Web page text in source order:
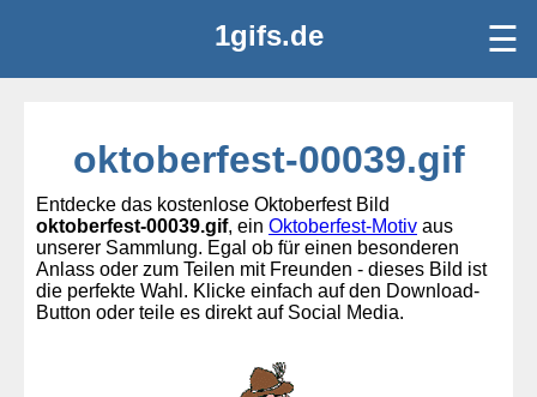
1gifs.de ☰
oktoberfest-00039.gif
Entdecke das kostenlose Oktoberfest Bild
oktoberfest-00039.gif, ein Oktoberfest-Motiv aus
unserer Sammlung. Egal ob für einen besonderen
Anlass oder zum Teilen mit Freunden - dieses Bild ist
die perfekte Wahl. Klicke einfach auf den Download-
Button oder teile es direkt auf Social Media.